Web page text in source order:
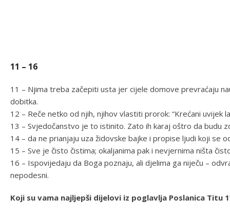
11 – 16
11 – Njima treba začepiti usta jer cijele domove prevraćaju
dobitka.
12 – Reče netko od njih, njihov vlastiti prorok: “Krećani uvijek
13 – Svjedočanstvo je to istinito. Zato ih karaj oštro da budu
14 – da ne prianjaju uza židovske bajke i propise ljudi koji se
15 – Sve je čisto čistima; okaljanima pak i nevjernima ništa
16 – Ispovijedaju da Boga poznaju, ali djelima ga niječu –
nepodesni.
Koji su vama najljepši dijelovi iz poglavlja Poslanica Titu